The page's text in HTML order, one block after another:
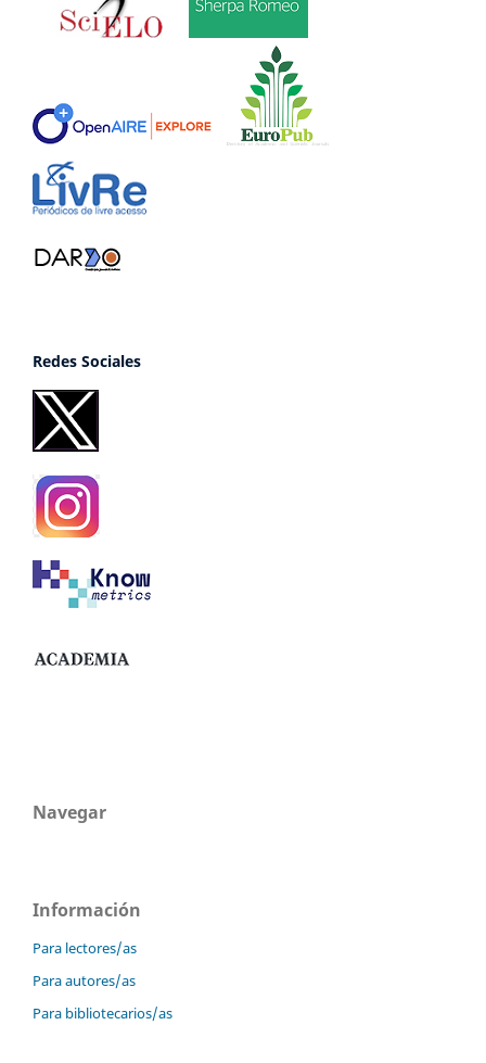
Redes Sociales
Navegar
Información
Para lectores/as
Para autores/as
Para bibliotecarios/as